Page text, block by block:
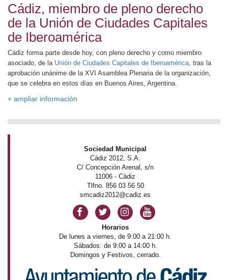
Cádiz, miembro de pleno derecho
de la Unión de Ciudades Capitales
de Iberoamérica
Cádiz forma parte desde hoy, con pleno derecho y como miembro
asociado, de la Unión de Ciudades Capitales de Iberoamérica , tras la
aprobación unánime de la XVI Asamblea Plenaria de la organización,
que se celebra en estos días en Buenos Aires, Argentina.
+ ampliar información
Sociedad Municipal
Cádiz 2012, S.A.
C/ Concepción Arenal, s/n
11006 - Cádiz
Tlfno. 856 03 56 50
smcadiz2012@cadiz.es
Horarios
De lunes a viernes, de 9:00 a 21:00 h.
Sábados: de 9:00 a 14:00 h.
Domingos y Festivos, cerrado.